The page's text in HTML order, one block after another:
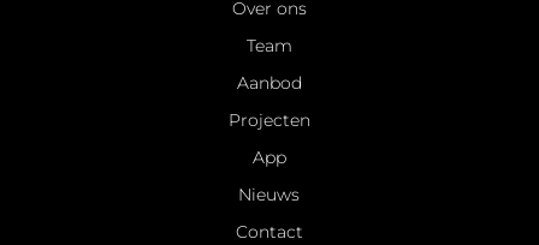
Over ons
Team
Aanbod
Projecten
App
Nieuws
Contact